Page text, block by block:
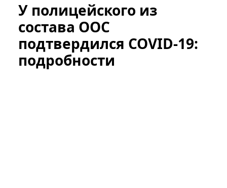
У полицейского из
состава ООС
подтвердился COVID-19:
подробности